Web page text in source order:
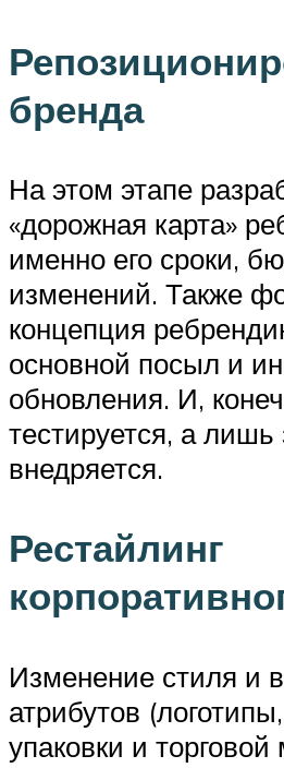
бренда
На этом этапе
«дорожная карта»
именно его сроки,
изменений. Также
концепция
основной посыл и
обновления. И,
тестируется, а лишь
внедряется.
Рестайлинг
Изменение стиля и
атрибутов
упаковки и